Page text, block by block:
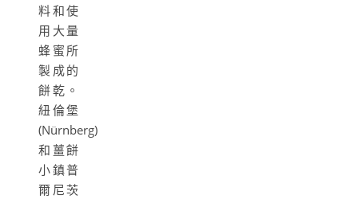
料和使
用大量
蜂蜜所
製成的
餅乾。
紐倫堡
(Nürnberg)
和薑餅
小鎮普
爾尼茨